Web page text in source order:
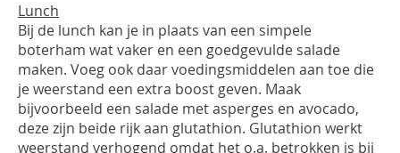
Lunch
Bij de lunch kan je in plaats van een simpele
boterham wat vaker en een goedgevulde salade
maken. Voeg ook daar voedingsmiddelen aan toe die
je weerstand een extra boost geven. Maak
bijvoorbeeld een salade met asperges en avocado,
deze zijn beide rijk aan glutathion. Glutathion werkt
weerstand verhogend omdat het o.a. betrokken is bij